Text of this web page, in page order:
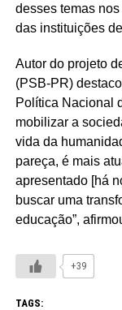
desses temas
das instituições
Autor do projeto
(PSB-PR)
Política Nacional
mobilizar a
vida da
pareça, é mais
apresentado [há
buscar uma
educação”,
+39
TAGS: